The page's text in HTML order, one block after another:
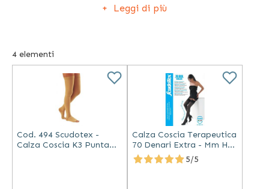
inferiori, un problema particolarmente frequente, che
utilizzate anche in termini di corretta prevenzione.
Disponibili in diversi modelli, le
calze cosciasono dunque
un ideale supporto nei confronti di alcuni disturbi come le
teleangectasie, le varicosi superficiali leggere, la
varicosità con tendenza agli edemi leggeri, le varici
durante e dopo la gravidanza e, ancora, nelle ipotesi di
Leggi di più
4 elementi
Cod. 494 Scudotex -
Calza Coscia K3 Punta
Calza Coscia Terapeutica
70 Denari Extra - Mm Hg
15-18 Scudotex (Codice
477)
5/5